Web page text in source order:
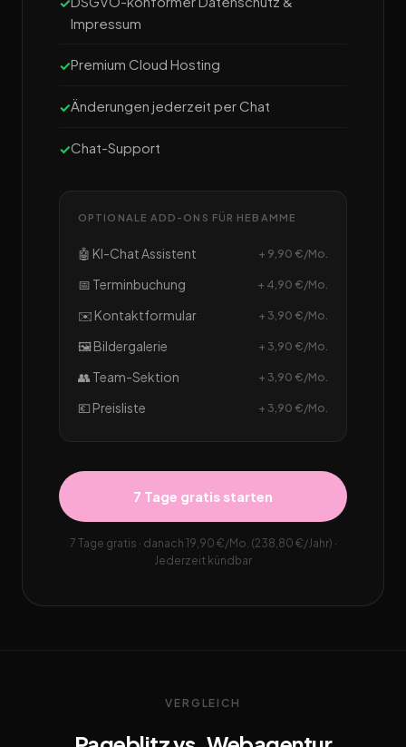
Impressum
Premium Cloud Hosting
Änderungen jederzeit per Chat
Chat-Support
OPTIONALE ADD-ONS FÜR HEBAMME
🤖 KI-Chat Assistent + 9,90 €/Mo.
📅 Terminbuchung + 4,90 €/Mo.
✉️ Kontaktformular + 3,90 €/Mo.
🖼️ Bildergalerie + 3,90 €/Mo.
👥 Team-Sektion + 3,90 €/Mo.
💶 Preisliste + 3,90 €/Mo.
7 Tage gratis starten
7 Tage gratis · danach 19,90 €/Mo. (238,80 €/Jahr) ·
Jederzeit kündbar
VERGLEICH